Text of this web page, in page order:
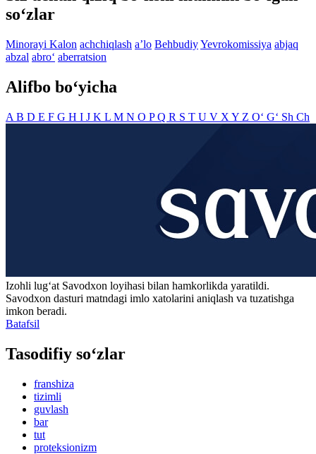
so‘zlar
Minorayi Kalon achchiqlash aʼlo BehbudiyYevrokomissiya abjaq
abzal abro‘ aberratsion
Alifbo bo‘yicha
A B D E F G H I J K L M N O PQ R S T U V X Y Z O‘ G‘ Sh Ch
Izohli lugʻat Savodxon loyihasi bilan hamkorlikda yaratildi.
Savodxon dasturi matndagi imlo xatolarini aniqlash va tuzatishga
imkon beradi.
Batafsil
Tasodifiy so‘zlar
franshiza
tizimli
guvlash
bar
tut
proteksionizm